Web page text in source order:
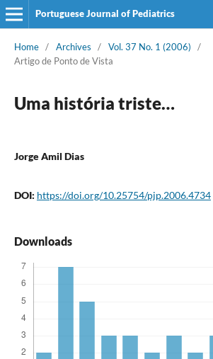
Portuguese Journal of Pediatrics
Home / Archives / Vol. 37 No. 1 (2006)
/
Artigo de Ponto de Vista
Uma história triste…
Jorge Amil Dias
DOI: https://doi.org/10.25754/pjp.2006.4734
Downloads